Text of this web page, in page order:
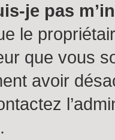
je pas
le
que vous
avoir